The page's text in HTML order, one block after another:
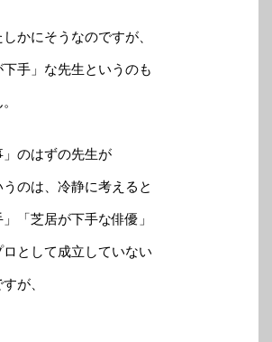
かにそうなのですが、
手」な先生というのも
」のはずの先生が
のは、冷静に考えると
」「芝居が下手な俳優」
として成立していない
が、